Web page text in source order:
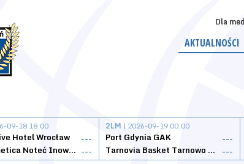
Dla
AKTUALNOŚCI
09-18 18:00
Hotel Wrocław
---
KSK Qemetica Noteć Inowrocław ---
2LM | 2026-09-19 00:00
Port Gdynia GAK
---
Tarnovia Basket Tarnowo Podgórne ---